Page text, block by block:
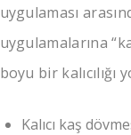
uygulaması
uygulamalarına
boyu bir
Kalıcı kaş